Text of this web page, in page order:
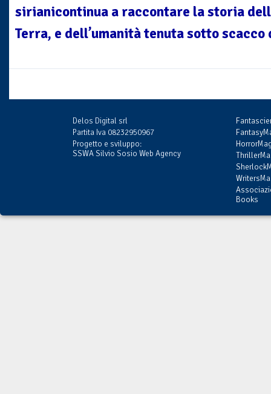
sirianicontinua a raccontare la storia
Terra, e dell’umanità tenuta sotto scacco
Delos Digital srl
Partita Iva 08232950967
Progetto e sviluppo:
SSWA Silvio Sosio Web Agency
Books